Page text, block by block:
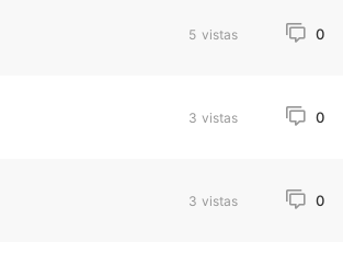
5 vistas 0
3 vistas 0
3 vistas 0